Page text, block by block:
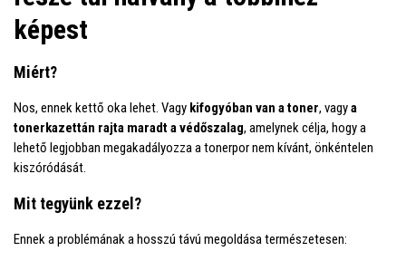
képest
Miért?
Nos, ennek kettő oka lehet. Vagy kifogyóban van a toner, vagya
tonerkazettán rajta maradt a védőszalag, amelynek célja, hogy a
lehető legjobban megakadályozza a tonerpor nem kívánt, önkéntelen
kiszóródását.
Mit tegyünk ezzel?
Ennek a problémának a hosszú távú megoldása természetesen: